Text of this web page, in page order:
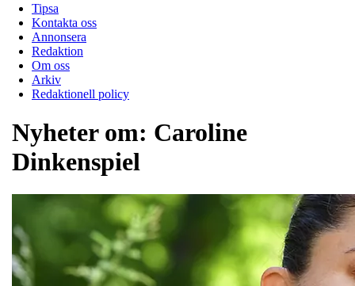
Tipsa
Kontakta oss
Annonsera
Redaktion
Om oss
Arkiv
Redaktionell policy
Nyheter om: Caroline
Dinkenspiel